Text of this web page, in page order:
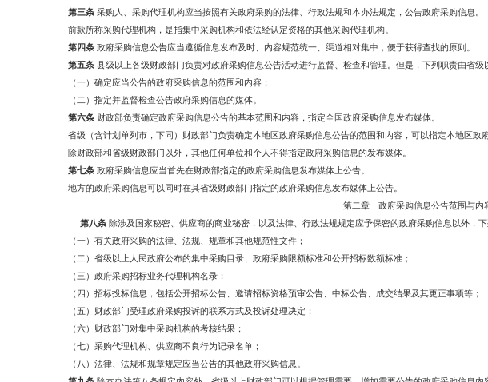
第三条 采购人、采购代理机构应当按照有关政府采购的法律、行政法规和本办法规定，公告政府采购信息。
前款所称采购代理机构，是指集中采购机构和依法经认定资格的其他采购代理机构。
第四条 政府采购信息公告应当遵循信息发布及时、内容规范统一、渠道相对集中，便于获得查找的原则。
第五条 县级以上各级财政部门负责对政府采购信息公告活动进行监督、检查和管理。但是，下列职责由省级
（一）确定应当公告的政府采购信息的范围和内容；
（二）指定并监督检查公告政府采购信息的媒体。
第六条 财政部负责确定政府采购信息公告的基本范围和内容，指定全国政府采购信息发布媒体。
省级（含计划单列市，下同）财政部门负责确定本地区政府采购信息公告的范围和内容，可以指定本地区政
除财政部和省级财政部门以外，其他任何单位和个人不得指定政府采购信息的发布媒体。
第七条 政府采购信息应当首先在财政部指定的政府采购信息发布媒体上公告。
地方的政府采购信息可以同时在其省级财政部门指定的政府采购信息发布媒体上公告。
第二章 政府采购信息公告范围与内
第八条 除涉及国家秘密、供应商的商业秘密，以及法律、行政法规规定应予保密的政府采购信息以外，
（一）有关政府采购的法律、法规、规章和其他规范性文件；
（二）省级以上人民政府公布的集中采购目录、政府采购限额标准和公开招标数额标准；
（三）政府采购招标业务代理机构名录；
（四）招标投标信息，包括公开招标公告、邀请招标资格预审公告、中标公告、成交结果及其更正事项等；
（五）财政部门受理政府采购投诉的联系方式及投诉处理决定；
（六）财政部门对集中采购机构的考核结果；
（七）采购代理机构、供应商不良行为记录名单；
（八）法律、法规和规章规定应当公告的其他政府采购信息。